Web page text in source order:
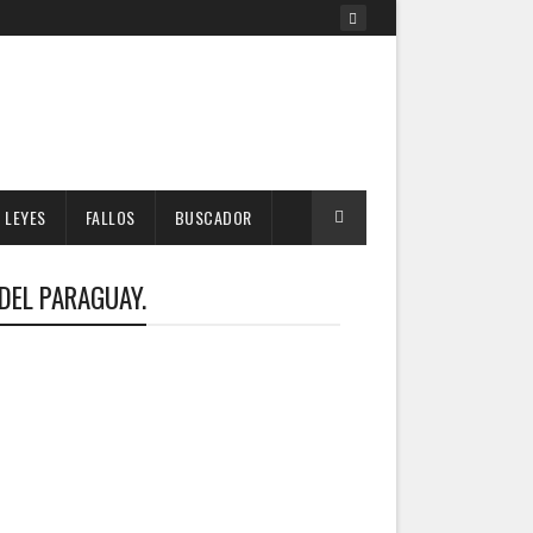
LEYES FALLOS BUSCADOR
PARAGUAY.